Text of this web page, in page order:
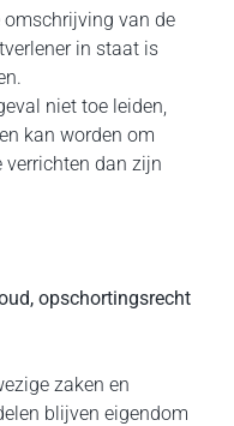
van de
in staat is
niet toe leiden,
kan worden om
verrichten dan zijn
opschortingsrecht
zaken en
blijven eigendom